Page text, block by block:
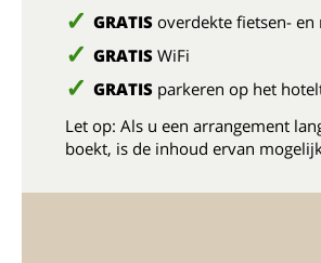
GRATIS overdekte fietsen-
GRATIS WiFi
GRATIS parkeren op het
Let op: Als u een arrangement
boekt, is de inhoud ervan